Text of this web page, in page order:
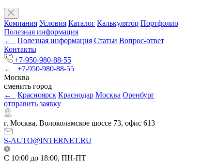
Компания Условия Каталог Калькулятор Портфолио
Полезная информация
←
Полезная информация Статьи Вопрос-ответ
Контакты
+7-950-980-88-55
←
+7-950-980-88-55
Москва
сменить город
←
Красноярск Краснодар Москва Оренбург
отправить заявку
г. Москва, Волоколамское шоссе 73, офис 613
S-AUTO@INTERNET.RU
C 10:00 до 18:00, ПН-ПТ